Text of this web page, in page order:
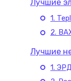
Лучшие
1.
2.
Лучшие
1.